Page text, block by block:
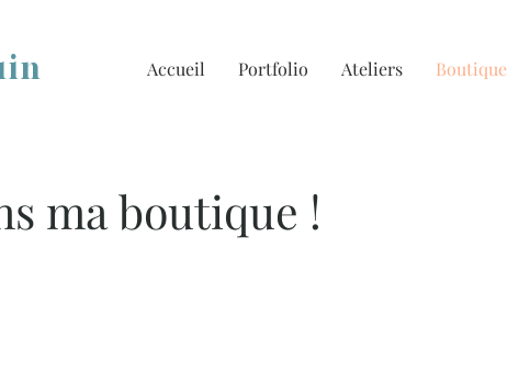
Accueil Portfolio Ateliers Boutique
ma boutique !